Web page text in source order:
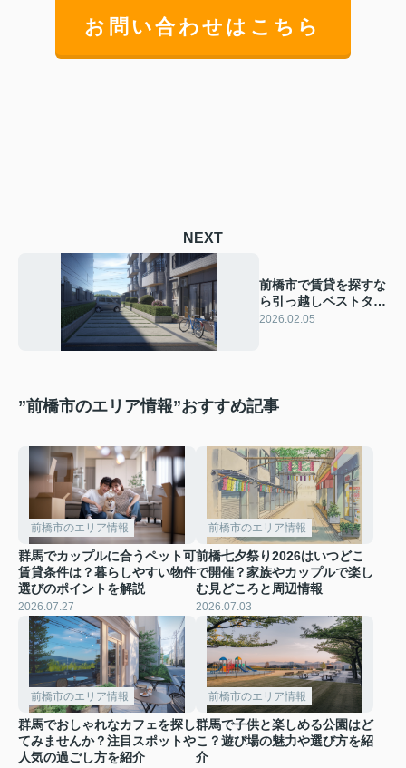
お問い合わせはこちら
NEXT
前橋市で賃貸を探すな
ら引っ越しベストタイ
ミングは？おすすめ時
2026.02.05
”前橋市のエリア情報”おすすめ記事
前橋市のエリア情報
群馬でカップルに合うペット可
賃貸条件は？暮らしやすい物件
選びのポイントを解説
2026.07.27
前橋市のエリア情報
前橋七夕祭り2026はいつどこ
で開催？家族やカップルで楽し
む見どころと周辺情報
2026.07.03
前橋市のエリア情報
群馬でおしゃれなカフェを探し
てみませんか？注目スポットや
人気の過ごし方を紹介
前橋市のエリア情報
群馬で子供と楽しめる公園はど
こ？遊び場の魅力や選び方を紹
介